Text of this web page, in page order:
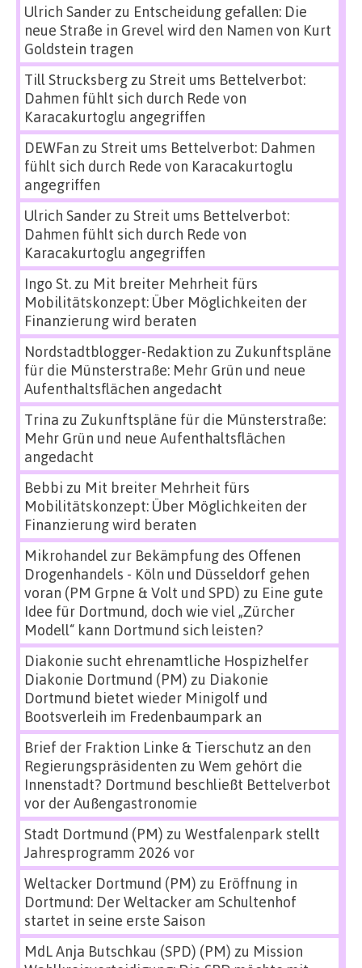
Ulrich Sanderzu Entscheidung gefallen: Die
neue Straße in Grevel wird den Namen von Kurt
Goldstein tragen
Till Strucksbergzu Streit ums Bettelverbot:
Dahmen fühlt sich durch Rede von
Karacakurtoglu angegriffen
DEWFan zu Streit ums Bettelverbot: Dahmen
fühlt sich durch Rede von Karacakurtoglu
angegriffen
Ulrich Sanderzu Streit ums Bettelverbot:
Dahmen fühlt sich durch Rede von
Karacakurtoglu angegriffen
Ingo St.zu Mit breiter Mehrheit fürs
Mobilitätskonzept: Über Möglichkeiten der
Finanzierung wird beraten
Nordstadtblogger-Redaktion zu Zukunftspläne
für die Münsterstraße: Mehr Grün und neue
Aufenthaltsflächen angedacht
Trina zu Zukunftspläne für die Münsterstraße:
Mehr Grün und neue Aufenthaltsflächen
angedacht
Bebbi zu Mit breiter Mehrheit fürs
Mobilitätskonzept: Über Möglichkeiten der
Finanzierung wird beraten
Mikrohandel zur Bekämpfung des Offenen
Drogenhandels - Köln und Düsseldorf gehen
voran (PM Grpne & Volt und SPD) zu Eine gute
Idee für Dortmund, doch wie viel „Zürcher
Modell“ kann Dortmund sich leisten?
Diakonie sucht ehrenamtliche Hospizhelfer
Diakonie Dortmund (PM) zu Diakonie
Dortmund bietet wieder Minigolf und
Bootsverleih im Fredenbaumpark an
Brief der Fraktion Linke & Tierschutz an den
Regierungspräsidenten zu Wem gehört die
Innenstadt? Dortmund beschließt Bettelverbot
vor der Außengastronomie
Stadt Dortmund (PM) zu Westfalenpark stellt
Jahresprogramm 2026 vor
Weltacker Dortmund (PM) zu Eröffnung in
Dortmund: Der Weltacker am Schultenhof
startet in seine erste Saison
MdL Anja Butschkau (SPD) (PM) zu Mission